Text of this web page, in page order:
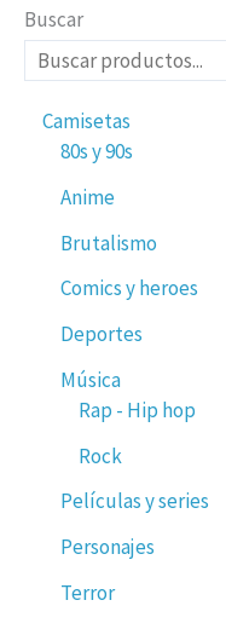
Buscar
Camisetas
80s y 90s
Anime
Brutalismo
Comics y heroes
Deportes
Música
Rap - Hip hop
Rock
Películas y series
Personajes
Terror